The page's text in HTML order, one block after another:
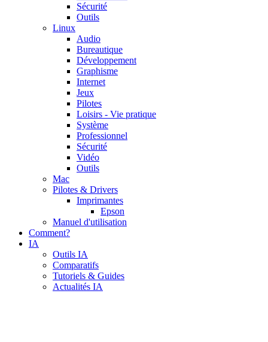
Sécurité
Outils
Linux
Audio
Bureautique
Développement
Graphisme
Internet
Jeux
Pilotes
Loisirs - Vie pratique
Système
Professionnel
Sécurité
Vidéo
Outils
Mac
Pilotes & Drivers
Imprimantes
Epson
Manuel d'utilisation
Comment?
IA
Outils IA
Comparatifs
Tutoriels & Guides
Actualités IA